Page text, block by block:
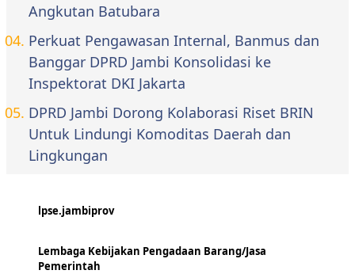
Angkutan Batubara
Perkuat Pengawasan Internal, Banmus dan
Banggar DPRD Jambi Konsolidasi ke
Inspektorat DKI Jakarta
DPRD Jambi Dorong Kolaborasi Riset BRIN
Untuk Lindungi Komoditas Daerah dan
Lingkungan
lpse.jambiprov
Lembaga Kebijakan Pengadaan Barang/Jasa
Pemerintah